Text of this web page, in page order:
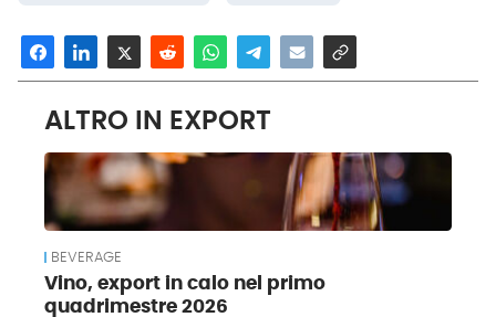
ALTRO IN EXPORT
BEVERAGE
Vino, export in calo nel primo
quadrimestre 2026